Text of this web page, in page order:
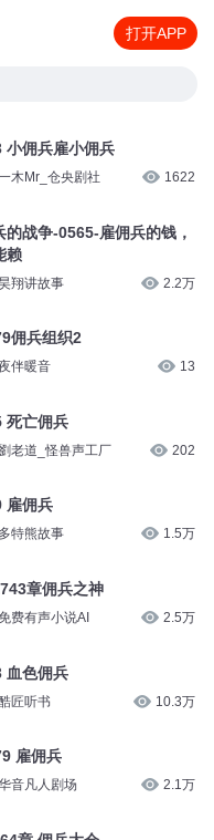
打开APP
小佣兵雇小佣兵
木Mr_仓央剧社 1622
的战争-0565-雇佣兵的钱，
赖
昊翔讲故事 2.2万
佣兵组织2
伴暖音 13
死亡佣兵
老道_怪兽声工厂 202
雇佣兵
多特熊故事 1.5万
章佣兵之神
费有声小说AI 2.5万
血色佣兵
匠听书 10.3万
雇佣兵
音凡人剧场 2.1万